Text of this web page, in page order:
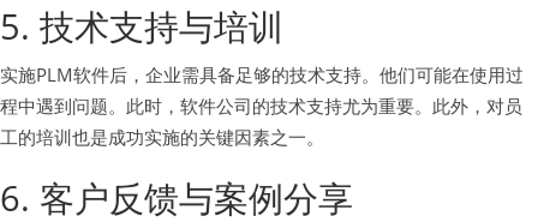
5. 技术支持与培训
实施PLM软件后，企业需具备足够的技术支持。他们可能在使用过
程中遇到问题。此时，软件公司的技术支持尤为重要。此外，对员
工的培训也是成功实施的关键因素之一。
6. 客户反馈与案例分享